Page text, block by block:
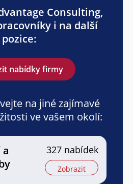
Consulting,
i na další
pozice:
nabídky firmy
na jiné zajímavé
ve vašem okolí:
327 nabídek
Zobrazit